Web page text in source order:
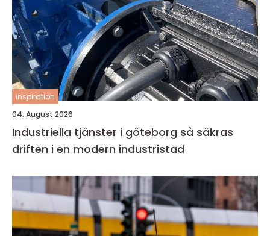
inspiration
04. August 2026
Industriella tjänster i göteborg så säkras
driften i en modern industristad